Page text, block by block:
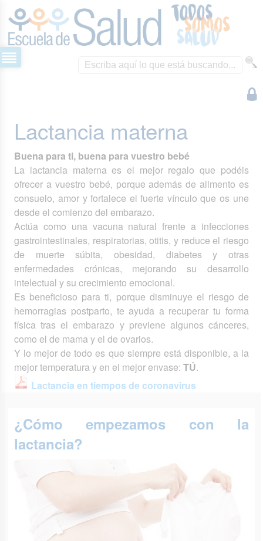
Lactancia materna
Buena para ti, buena para vuestro bebé
La lactancia materna es el mejor regalo que podéis
ofrecer a vuestro bebé, porque además de alimento es
consuelo, amor y fortalece el fuerte vínculo que os une
desde el comienzo del embarazo.
Actúa como una vacuna natural frente a infecciones
gastrointestinales, respiratorias, otitis, y reduce el riesgo
de muerte súbita, obesidad, diabetes y otras
enfermedades crónicas, mejorando su desarrollo
intelectual y su crecimiento emocional.
Es beneficioso para ti, porque disminuye el riesgo de
hemorragias postparto, te ayuda a recuperar tu forma
física tras el embarazo y previene algunos cánceres,
como el de mama y el de ovarios.
Y lo mejor de todo es que siempre está disponible, a la
mejor temperatura y en el mejor envase:TÚ.
Lactancia en tiempos de coronavirus
¿Cómo empezamos con la
lactancia?